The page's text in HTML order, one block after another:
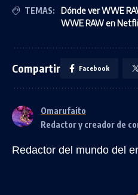
TEMAS: Dónde ver WWE
WWE RAW en
Compartir Facebook
Omarufaito
Redactor y creador de
Redactor del mundo del